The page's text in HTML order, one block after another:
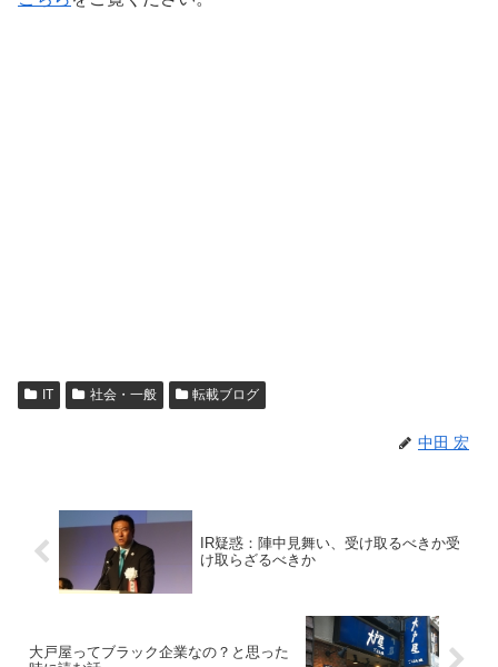
IT 社会・一般 転載ブログ
中田 宏
IR疑惑：陣中見舞い、受け取るべきか受
け取らざるべきか
大戸屋ってブラック企業なの？と思った